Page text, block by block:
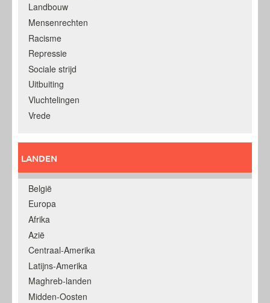
Landbouw
Mensenrechten
Racisme
Repressie
Sociale strijd
Uitbuiting
Vluchtelingen
Vrede
LANDEN
België
Europa
Afrika
Azië
Centraal-Amerika
Latijns-Amerika
Maghreb-landen
Midden-Oosten